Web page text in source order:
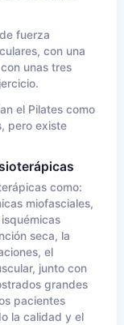
fuerza
con una
unas tres
el Pilates como
pero existe
como:
miofasciales,
seca, la
el
junto con
grandes
pacientes
la calidad y el